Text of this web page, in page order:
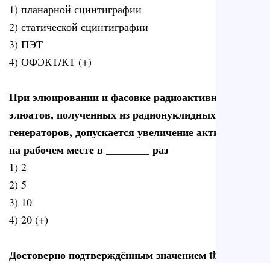
1) планарной сцинтиграфии
2) статической сцинтиграфии
3) ПЭТ
4) ОФЭКТ/КТ (+)
При элюировании и фасовке радиоактивных
элюатов, полученных из радионуклидных
генераторов, допускается увеличение активности
на рабочем месте в ________ раз
1) 2
2) 5
3) 10
4) 20 (+)
Достоверно подтверждённым значением tbr